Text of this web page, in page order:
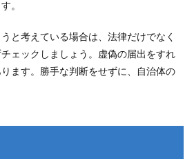
。
と考えている場合は、法律だけでなく
ェックしましょう。虚偽の届出をすれ
ます。勝手な判断をせずに、自治体の